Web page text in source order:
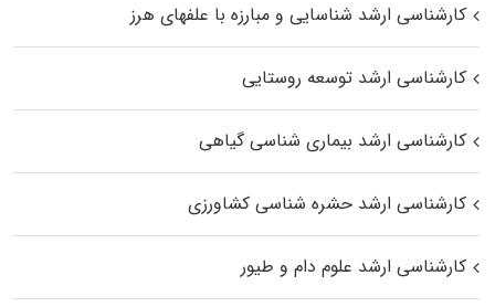
کارشناسی ارشد شناسایی و مبارزه با علفهای هرز
کارشناسی ارشد توسعه روستایی
کارشناسی ارشد بیماری‌ شناسی گیاهی
کارشناسی ارشد حشره‌ شناسی کشاورزی
کارشناسی ارشد علوم دام و طیور